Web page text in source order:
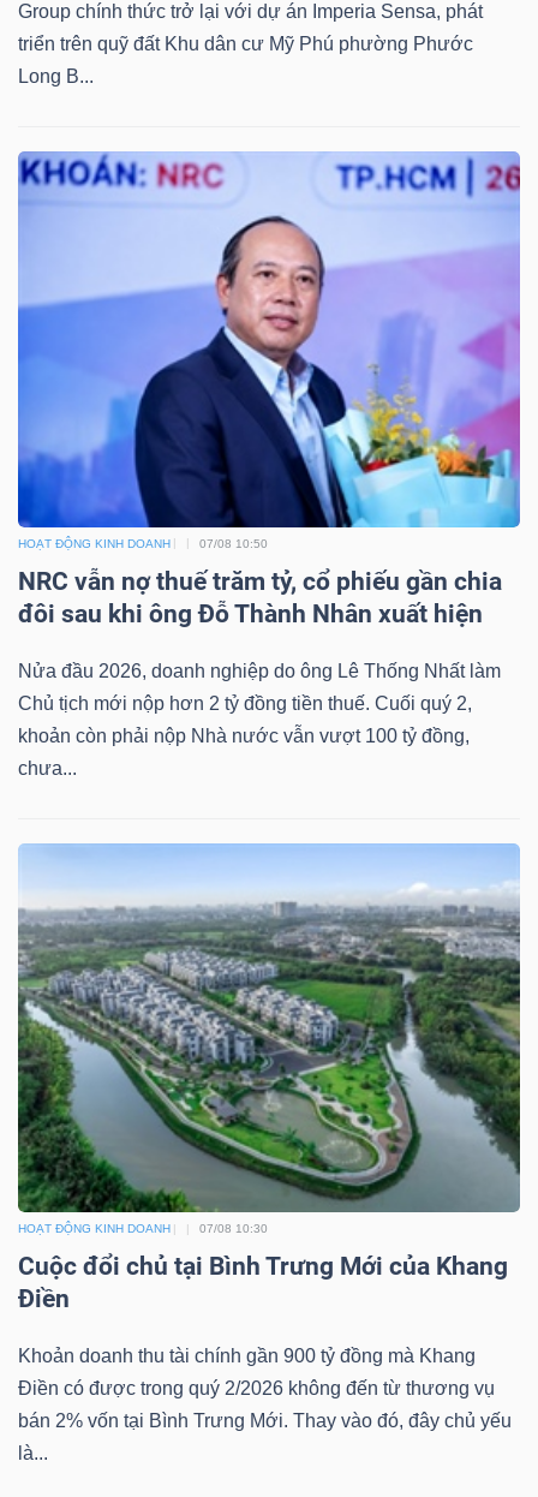
Group chính thức trở lại với dự án Imperia Sensa, phát
triển trên quỹ đất Khu dân cư Mỹ Phú phường Phước
Long B...
HOẠT ĐỘNG KINH DOANH 07/08 10:50
NRC vẫn nợ thuế trăm tỷ, cổ phiếu gần chia
đôi sau khi ông Đỗ Thành Nhân xuất hiện
Nửa đầu 2026, doanh nghiệp do ông Lê Thống Nhất làm
Chủ tịch mới nộp hơn 2 tỷ đồng tiền thuế. Cuối quý 2,
khoản còn phải nộp Nhà nước vẫn vượt 100 tỷ đồng,
chưa...
HOẠT ĐỘNG KINH DOANH 07/08 10:30
Cuộc đổi chủ tại Bình Trưng Mới của Khang
Điền
Khoản doanh thu tài chính gần 900 tỷ đồng mà Khang
Điền có được trong quý 2/2026 không đến từ thương vụ
bán 2% vốn tại Bình Trưng Mới. Thay vào đó, đây chủ yếu
là...
vụ
Đào
tư
thông
chính
Dữ
liệu
tài
chính